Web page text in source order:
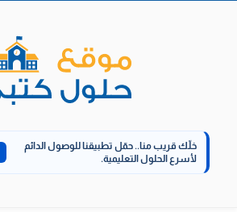
خلّك قريب منا.. حمّل تطبيقنا للوصول الدائم
لأسرع الحلول التعليمية.